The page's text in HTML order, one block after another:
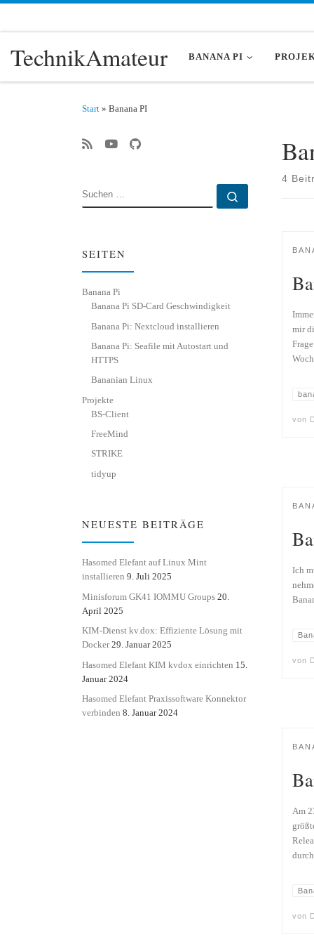
TechnikAmateur BANANA PI
Start » Banana PI
4
mir
von
Ich
von
Am
von
SUCHE
SEITEN
Banana Pi
Banana Pi SD-Card Geschwindigkeit
Banana Pi: Nextcloud installieren
Banana Pi: Seafile mit Autostart und
HTTPS
Bananian Linux
Projekte
BS-Client
FreeMind
STRIKE
tidyup
NEUESTE BEITRÄGE
Hasomed Elefant auf Linux Mint
installieren 9. Juli 2025
Minisforum GK41 IOMMU Groups 20.
April 2025
KIM-Dienst kv.dox: Effiziente Lösung mit
Docker 29. Januar 2025
Hasomed Elefant KIM kvdox einrichten 15.
Januar 2024
Hasomed Elefant Praxissoftware Konnektor
verbinden 8. Januar 2024